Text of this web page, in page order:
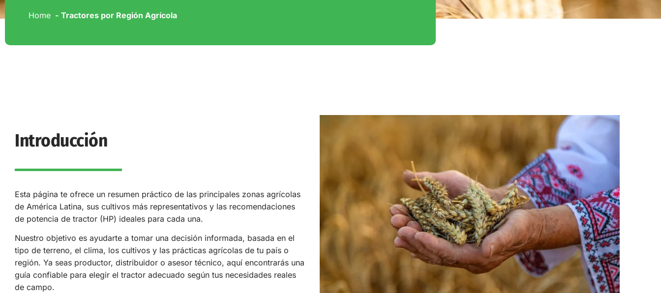
Home Tractores por Región Agrícola
Introducción
Esta página te ofrece un resumen práctico de las principales zonas agrícolas
de América Latina, sus cultivos más representativos y las recomendaciones
de potencia de tractor (HP) ideales para cada una.
Nuestro objetivo es ayudarte a tomar una decisión informada, basada en el
tipo de terreno, el clima, los cultivos y las prácticas agrícolas de tu país o
región. Ya seas productor, distribuidor o asesor técnico, aquí encontrarás una
guía confiable para elegir el tractor adecuado según tus necesidades reales
de campo.